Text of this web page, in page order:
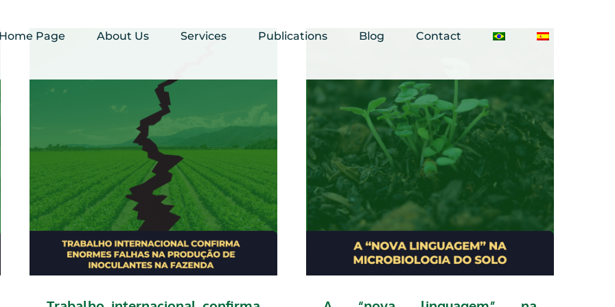
Home Page About Us Services Publications Blog Contact